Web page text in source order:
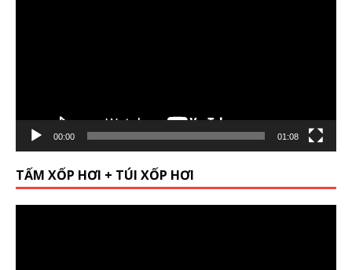
00:00 01:08
TẤM XỐP HƠI + TÚI XỐP HƠI